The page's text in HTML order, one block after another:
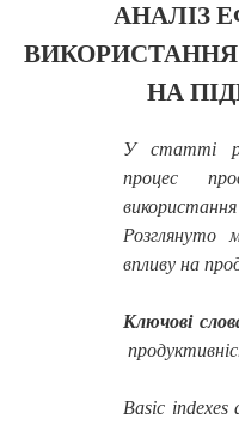
АНАЛІЗ
ВИКОРИСТАННЯ
НА
У статті
процес
Розглянуто
впливу на
Ключові
Basic indexes